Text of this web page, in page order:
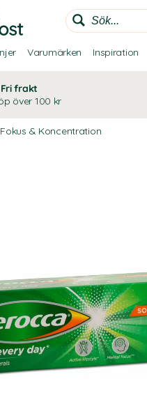
Varumärken Inspiration
Fri frakt
över 100 kr
Fokus & Koncentration